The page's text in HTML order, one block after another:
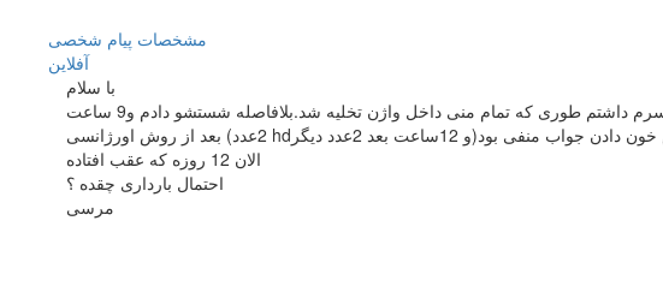
مشخصات پیام شخصی
آفلاين
با سلام
من در 5 دی عادت ماهانه شدم.سیکل نامنظم.مدت عادت 7روزس.در تاریخ 12دی(یکروز بعد از اتمام عادت)رابطه محافظت نشده با همسرم داشتم طوری که تمام منی داخل واژن تخلیه شد.بلافاصله شستشو دادم و9 ساعت
الان 12 روزه که عقب افتاده
احتمال بارداری چقده ؟
مرسی